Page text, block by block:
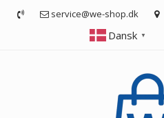
service@we-shop.dk
Dansk ▼